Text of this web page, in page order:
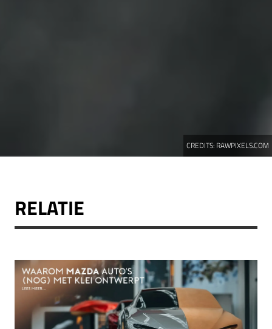
CREDITS: RAWPIXELS.COM
RELATIE